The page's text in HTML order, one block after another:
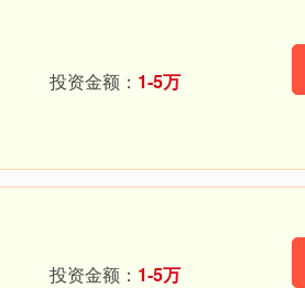
投资金额： 1-5万
投资金额： 1-5万